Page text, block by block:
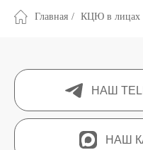
Главная / КЦЮ в лицах
НАШ
НАШ